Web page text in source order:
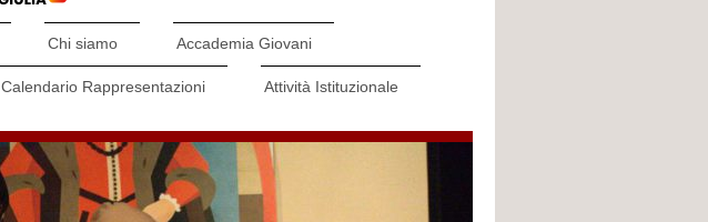
Chi siamo Accademia Giovani
Calendario Rappresentazioni Attività Istituzionale